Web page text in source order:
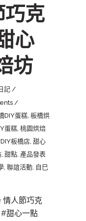
巧克
心
坊
記
DIY蛋糕, 板橋烘
蛋糕, 桃園烘焙
板橋店, 甜心
, 甜點, 產品發表
, 聯誼活動, 自巳
情人節巧克
甜心一點